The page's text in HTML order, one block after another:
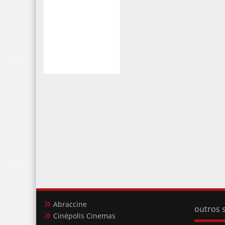
Abraccine
Cinépolis Cinemas
outros